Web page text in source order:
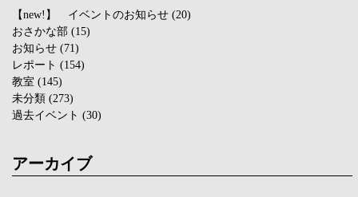
【new!】 イベントのお知らせ (20)
おさかな部 (15)
お知らせ (71)
レポート (154)
教室 (145)
未分類 (273)
過去イベント (30)
アーカイブ